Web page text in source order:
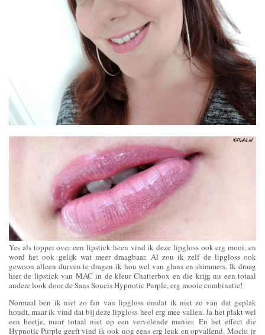
Yes als topper over een lipstick heen vind ik deze lipgloss ook erg mooi, en
word het ook gelijk wat meer draagbaar. Al zou ik zelf de lipgloss ook
gewoon alleen durven te dragen ik hou wel van glans en shimmers. Ik draag
hier de lipstick van MAC in de kleur Chatterbox en die krijg nu een totaal
andere look door de Sans Soucis Hypnotic Purple, erg mooie combinatie!
Normaal ben ik niet zo fan van lipgloss omdat ik niet zo van dat geplak
houdt, maar ik vind dat bij deze lipgloss heel erg mee vallen. Ja het plakt wel
een beetje, maar totaal niet op een vervelende manier. En het effect die
Hypnotic Purple geeft vind ik ook nog eens erg leuk en opvallend. Mocht je